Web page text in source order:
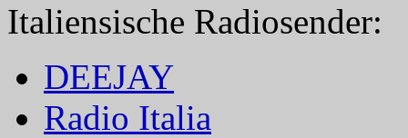
Italiensische Radiosender:
DEEJAY
Radio Italia